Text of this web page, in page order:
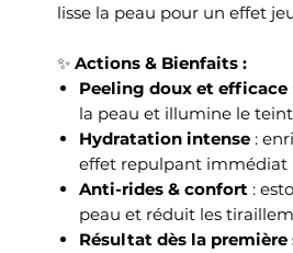
lisse la peau pour un effet
✨ Actions & Bienfaits :
Peeling doux et efficace
la peau et illumine le teint
Hydratation intense :
effet repulpant immédiat
Anti-rides & confort :
peau et réduit les
Résultat dès la première